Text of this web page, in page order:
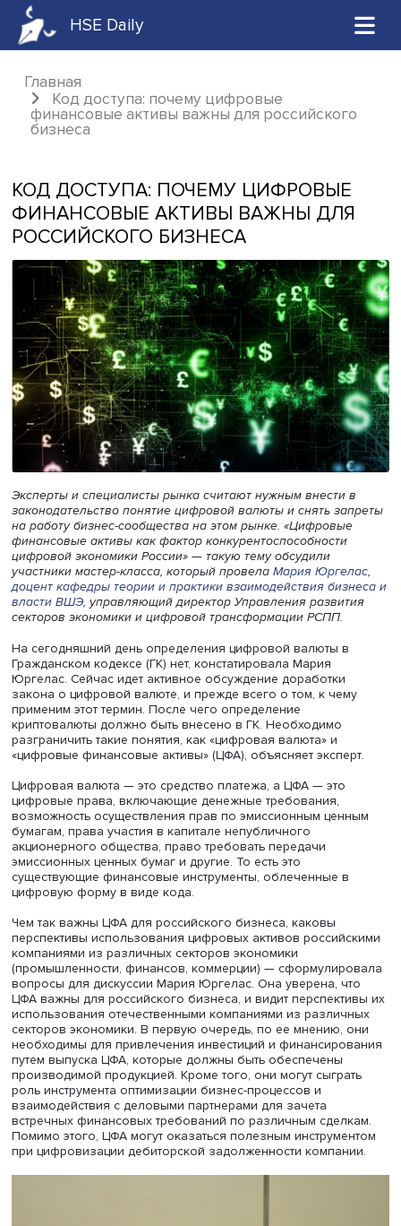
HSE Daily
Главная
Код доступа: почему цифровые
финансовые активы важны для
КОД ДОСТУПА: ПОЧЕМУ
ФИНАНСОВЫЕ АКТИВЫ ВАЖНЫ
РОССИЙСКОГО БИЗНЕСА
Эксперты и специалисты рынка считают нужным внести
законодательство понятие цифровой валюты и снять
на работу бизнес-сообщества на этом рынке.
финансовые активы как фактор конкурентоспособности
участники мастер-класса, который провелаМария
доцент кафедры теории и практики взаимодействия
власти ВШЭ, управляющий директор Управления
секторов экономики и цифровой трансформации РСПП.
На сегодняшний день определения цифровой валюты в
Гражданском кодексе (ГК) нет, констатировала Мария
Юргелас. Сейчас идет активное обсуждение доработки
закона о цифровой валюте, и прежде всего о том, к
применим этот термин. После чего определение
криптовалюты должно быть внесено в ГК. Необходимо
разграничить такие понятия, как «цифровая валюта» и
«цифровые финансовые активы» (ЦФА), объясняет
Цифровая валюта — это средство платежа, а ЦФА — это
цифровые права, включающие денежные требования,
возможность осуществления прав по эмиссионным
бумагам, права участия в капитале непубличного
акционерного общества, право требовать передачи
эмиссионных ценных бумаг и другие. То есть это
существующие финансовые инструменты, облеченные в
цифровую форму в виде кода.
Чем так важны ЦФА для российского бизнеса, каковы
перспективы использования цифровых активов
компаниями из различных секторов экономики
(промышленности, финансов, коммерции) —
вопросы для дискуссии Мария Юргелас. Она уверена,
ЦФА важны для российского бизнеса, и видит